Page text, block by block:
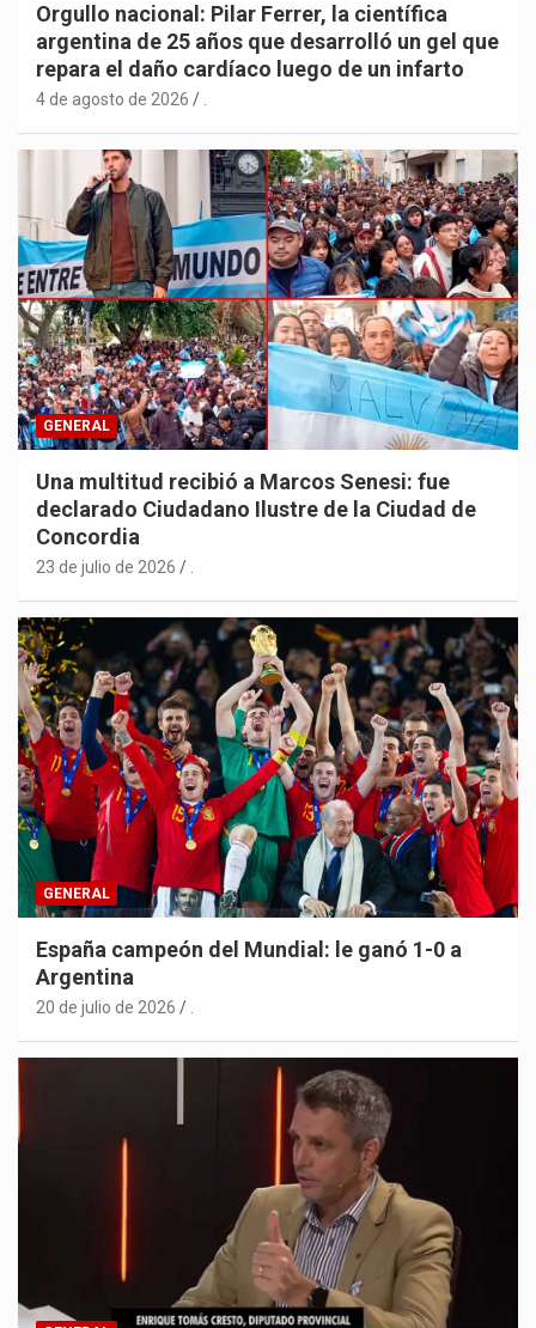
Orgullo nacional: Pilar Ferrer, la científica
argentina de 25 años que desarrolló un gel que
repara el daño cardíaco luego de un infarto
4 de agosto de 2026
GENERAL
Una multitud recibió a Marcos Senesi: fue
declarado Ciudadano Ilustre de la Ciudad de
Concordia
23 de julio de 2026
GENERAL
España campeón del Mundial: le ganó 1-0 a
Argentina
20 de julio de 2026